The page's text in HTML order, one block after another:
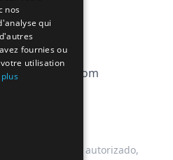
privacidad
de cookies
asociado, autorizado,
nos
qui
fournies ou
utilisation